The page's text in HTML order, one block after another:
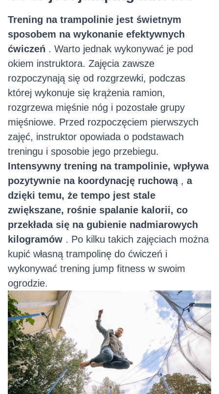
Trening na trampolinie jest świetnym
sposobem na wykonanie efektywnych
ćwiczeń . Warto jednak wykonywać je pod
okiem instruktora. Zajęcia zawsze
rozpoczynają się od rozgrzewki, podczas
której wykonuje się krążenia ramion,
rozgrzewa mięśnie nóg i pozostałe grupy
mięśniowe. Przed rozpoczęciem pierwszych
zajęć, instruktor opowiada o podstawach
treningu i sposobie jego przebiegu.
Intensywny trening na trampolinie, wpływa
pozytywnie na koordynację ruchową , a
dzięki temu, że tempo jest stale
zwiększane, rośnie spalanie kalorii, co
przekłada się na gubienie nadmiarowych
kilogramów . Po kilku takich zajęciach można
kupić własną trampolinę do ćwiczeń i
wykonywać trening jump fitness w swoim
ogrodzie.